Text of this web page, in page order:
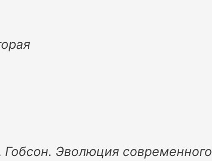
Гобсон. Эволюция современного